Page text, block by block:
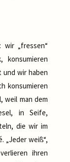
wir „fressen“
konsumieren
und wir haben
konsumieren
weil man dem
in Seife,
die wir im
„Jeder weiß“,
ihren